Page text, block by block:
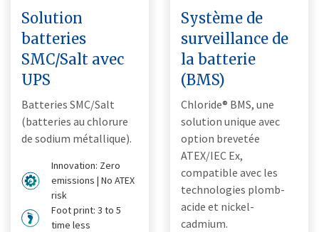
Solution
batteries
SMC/Salt avec
UPS
Batteries SMC/Salt
(batteries au chlorure
de sodium métallique).
Innovation: Zero
emissions | No ATEX
risk
Foot print: 3 to 5
time less
Système de
surveillance de
la batterie
(BMS)
Chloride® BMS, une
solution unique avec
option brevetée
ATEX/IEC Ex,
compatible avec les
technologies plomb-
acide et nickel-
cadmium.